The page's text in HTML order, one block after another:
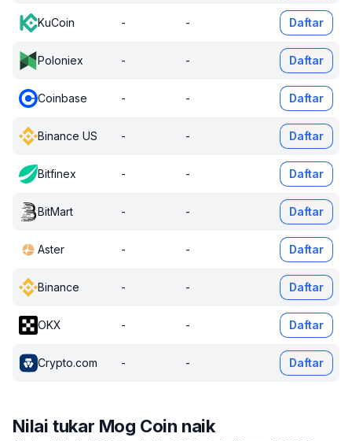
KuCoin - - Daftar
Poloniex - - Daftar
Coinbase - - Daftar
Binance US - - Daftar
Bitfinex - - Daftar
BitMart - - Daftar
Aster - - Daftar
Binance - - Daftar
OKX - - Daftar
Crypto.com - - Daftar
Nilai tukar Mog Coin naik